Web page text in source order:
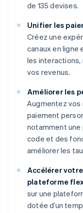
de 135 devises.
Unifier les
Créez une
canaux en ligne
les
vos revenus.
Améliorer les
Augmentez vos
paiement
notamment
code et des
améliorer les
Accélérer
plateforme
sur une
dotée d’un